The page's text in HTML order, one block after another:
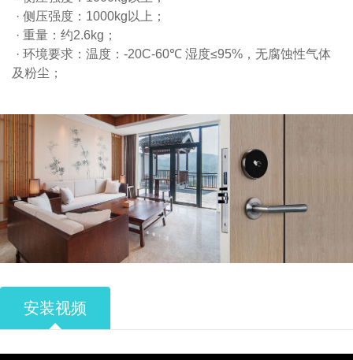
侧压强度：1000kg以上；
重量：约2.6kg；
环境要求：温度：-20C-60℃ 湿度≤95%，无腐蚀性气体
及粉尘；
安装视频